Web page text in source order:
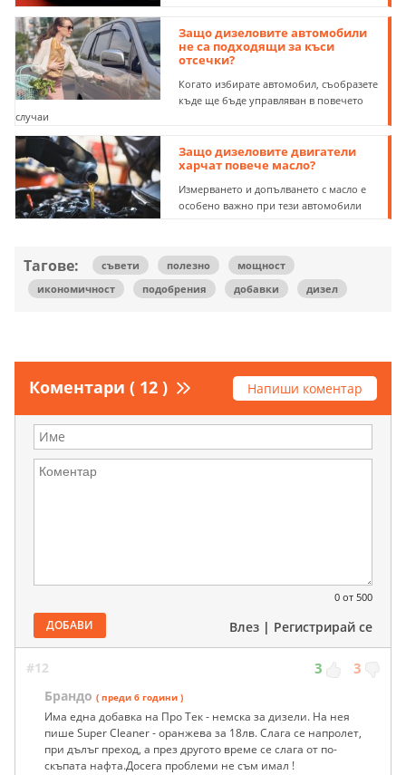
Защо дизеловите автомобили
не са подходящи за къси
отсечки?
Когато избирате автомобил, съобразете
къде ще бъде управляван в повечето
случаи
Защо дизеловите двигатели
харчат повече масло?
Измерването и допълването с масло е
особено важно при тези автомобили
Тагове: съвети полезно
мощност
икономичност
подобрения добавки дизел
Коментари ( 12 ) Напиши коментар
0 от 500
ДОБАВИ Влез | Регистрирай се
#12 3 3
Брандо ( преди 6 години )
Има една добавка на Про Тек - немска за дизели. На нея
пише Super Cleaner - оранжева за 18лв. Слага се напролет,
при дълъг преход, а през другото време се слага от по-
скъпата нафта.Досега проблеми не съм имал !